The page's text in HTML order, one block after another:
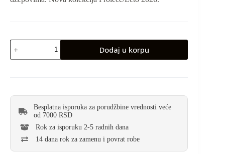
Dodaj u korpu
Besplatna isporuka za porudžbine vrednosti veće
od 7000 RSD
Rok za isporuku 2-5 radnih dana
14 dana rok za zamenu i povrat robe